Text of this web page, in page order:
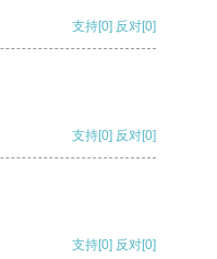
支持[0] 反对[0]
支持[0] 反对[0]
支持[0] 反对[0]